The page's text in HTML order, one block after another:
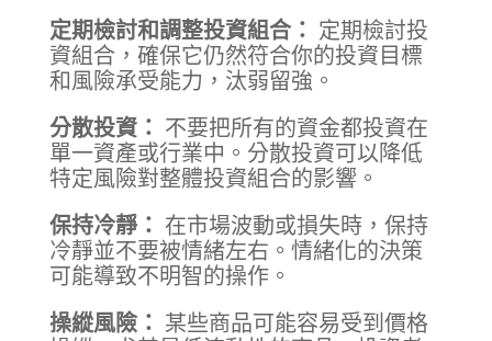
定期檢討和調整投資組合： 定期檢討投
資組合，確保它仍然符合你的投資目標
和風險承受能力，汰弱留強。
分散投資： 不要把所有的資金都投資在
單一資產或行業中。分散投資可以降低
特定風險對整體投資組合的影響。
保持冷靜： 在市場波動或損失時，保持
冷靜並不要被情緒左右。情緒化的決策
可能導致不明智的操作。
操縱風險： 某些商品可能容易受到價格